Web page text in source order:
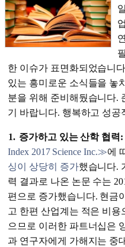
한 이슈가 표면화되었습니
있는 흥미로운 소식들을 놓
분을 위해 준비해뒀습니다.
기 바랍니다. 행복하고 성
1. 증가하고 있는 산학 협력:
Index 2017 Science Inc.≫에
싱이 상당히 증가했습니다.
력 결과로 나온 논문 수는
편으로 증가했습니다. 현금
고 한편 산업계는 적은 비
으므로 이러한 파트너십은
과 연구자에게 가해지는 중